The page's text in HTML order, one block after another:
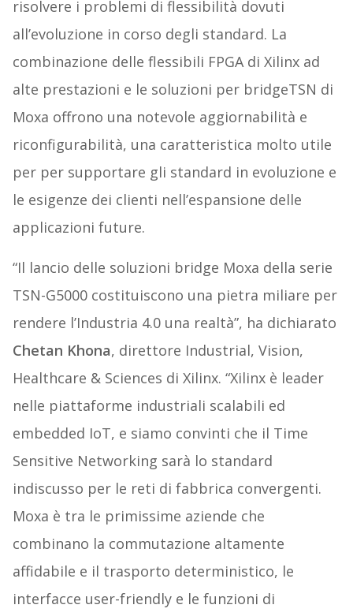
risolvere i problemi di flessibilità dovuti
all’evoluzione in corso degli standard. La
combinazione delle flessibili FPGA di Xilinx ad
alte prestazioni e le soluzioni per bridgeTSN di
Moxa offrono una notevole aggiornabilità e
riconfigurabilità, una caratteristica molto utile
per per supportare gli standard in evoluzione e
le esigenze dei clienti nell’espansione delle
applicazioni future.
“Il lancio delle soluzioni bridge Moxa della serie
TSN-G5000 costituiscono una pietra miliare per
rendere l’Industria 4.0 una realtà”, ha dichiarato
Chetan Khona, direttore Industrial, Vision,
Healthcare & Sciences di Xilinx. “Xilinx è leader
nelle piattaforme industriali scalabili ed
embedded IoT, e siamo convinti che il Time
Sensitive Networking sarà lo standard
indiscusso per le reti di fabbrica convergenti.
Moxa è tra le primissime aziende che
combinano la commutazione altamente
affidabile e il trasporto deterministico, le
interfacce user-friendly e le funzioni di